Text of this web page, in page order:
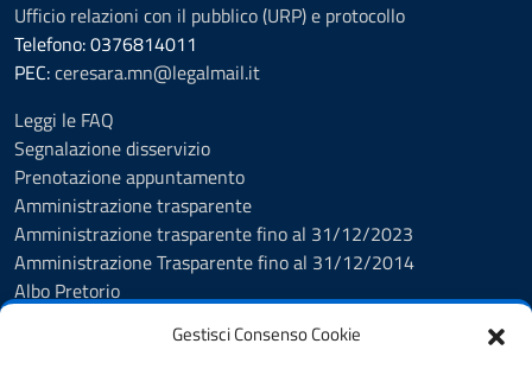
Gestisci Consenso Cookie
Ufficio relazioni con il pubblico (URP) e protocollo
Telefono: 0376814011
PEC:ceresara.mn@legalmail.it
Leggi le FAQ
Segnalazione disservizio
Prenotazione appuntamento
Amministrazione trasparente
Amministrazione trasparente fino al 31/12/2023
Amministrazione Trasparente fino al 31/12/2014
Albo Pretorio